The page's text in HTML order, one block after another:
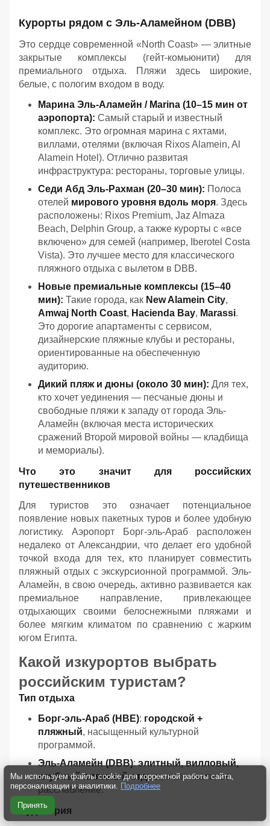
Курорты рядом с Эль-Аламейном (DBB)
Это сердце современной «North Coast» — элитные
закрытые комплексы (гейт-комьюнити) для
премиального отдыха. Пляжи здесь широкие,
белые, с пологим входом в воду.
Марина Эль-Аламейн / Marina (10–15 мин от
аэропорта): Самый старый и известный
комплекс. Это огромная марина с яхтами,
виллами, отелями (включая Rixos Alamein, Al
Alamein Hotel). Отлично развитая
инфраструктура: рестораны, торговые улицы.
Седи Абд Эль-Рахман (20–30 мин): Полоса
отелей мирового уровня вдоль моря. Здесь
расположены: Rixos Premium, Jaz Almaza
Beach, Delphin Group, а также курорты с «все
включено» для семей (например, Iberotel Costa
Vista). Это лучшее место для классического
пляжного отдыха с вылетом в DBB.
Новые премиальные комплексы (15–40
мин): Такие города, как New Alamein City,
Amwaj North Coast, Hacienda Bay, Marassi.
Это дорогие апартаменты с сервисом,
дизайнерские пляжные клубы и рестораны,
ориентированные на обеспеченную
аудиторию.
Дикий пляж и дюны (около 30 мин): Для тех,
кто хочет уединения — песчаные дюны и
свободные пляжи к западу от города Эль-
Аламейн (включая места исторических
сражений Второй мировой войны — кладбища
и мемориалы).
Что это значит для российских
путешественников
Для туристов это означает потенциальное
появление новых пакетных туров и более удобную
логистику. Аэропорт Борг-эль-Араб расположен
недалеко от Александрии, что делает его удобной
точкой входа для тех, кто планирует совместить
пляжный отдых с экскурсионной программой. Эль-
Аламейн, в свою очередь, активно развивается как
премиальное направление, привлекающее
отдыхающих своими белоснежными пляжами и
более мягким климатом по сравнению с жарким
югом Египта.
Какой изкурортов выбрать
российским туристам?
Тип отдыха
Борг-эль-Араб (HBE): городской +
пляжный, насыщенный культурной
программой.
Эль-Аламейн (DBB):элитный, вилловый,
клубный пляжный отдых, максимальное
расслабление.
Аудитория
Мы используем файлы cookie для корректной работы сайта,
персонализации и аналитики. Подробнее
Принять